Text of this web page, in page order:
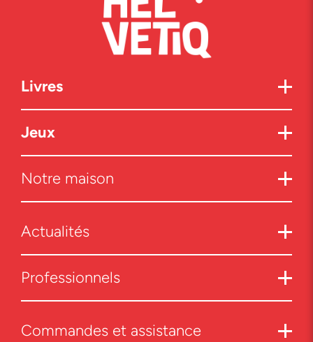
Livres
Jeux
Notre maison
Actualités
Professionnels
Commandes et assistance